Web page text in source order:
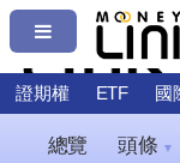
證期權 ETF 國
總覽 頭條 ▼